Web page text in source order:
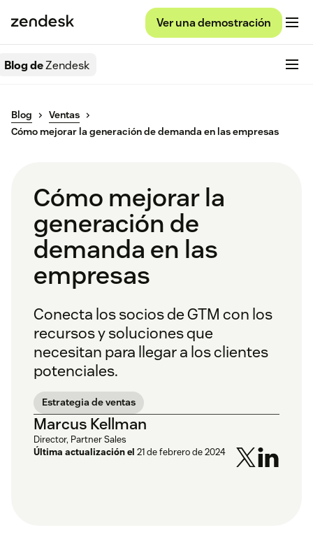
Ver una demostración
Blog deZendesk
Blog
Ventas
Cómo mejorar la generación de demanda en las empresas
Cómo mejorar la
generación de
demanda en las
empresas
Conecta los socios de GTM con los
recursos y soluciones que
necesitan para llegar a los clientes
potenciales.
Estrategia de ventas
Marcus Kellman
Director, Partner Sales
Última actualización el 21 de febrero de 2024